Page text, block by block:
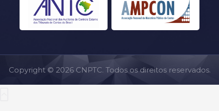
Copyright © 2026 CNPTC. Todos os direitos reservados.